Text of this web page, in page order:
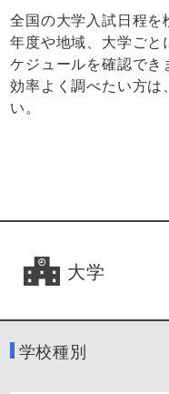
全国の大学入試日程を
年度や地域、大学ごと
ケジュールを確認で
効率よく調べたい方は
い。
大学
学校種別